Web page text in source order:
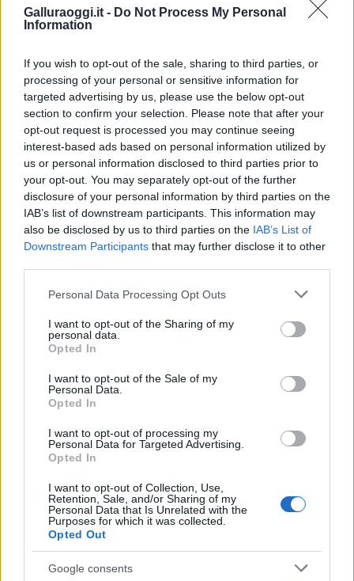
Galluraoggi.it - Do Not Process My Personal
Information
If you wish to opt-out of the sale, sharing to third parties, or
processing of your personal or sensitive information for
targeted advertising by us, please use the below opt-out
section to confirm your selection. Please note that after your
opt-out request is processed you may continue seeing
interest-based ads based on personal information utilized by
us or personal information disclosed to third parties prior to
your opt-out. You may separately opt-out of the further
disclosure of your personal information by third parties on the
IAB’s list of downstream participants. This information may
also be disclosed by us to third parties on the IAB’s List of
Downstream Participants that may further disclose it to other
Please note that this website/app uses one or more Google
not limited to your visit or usage behaviour. You may click to
grant or deny consent to Google and its third-party tags to
use your data for below specified purposes in below Google
consent section.
Personal Data Processing Opt Outs
I want to opt-out of the Sharing of my
personal data.
Opted In
I want to opt-out of the Sale of my
Personal Data.
Opted In
I want to opt-out of processing my
Personal Data for Targeted Advertising.
Opted In
I want to opt-out of Collection, Use,
Retention, Sale, and/or Sharing of my
Personal Data that Is Unrelated with the
Purposes for which it was collected.
Opted Out
Google consents
Vuoi rimuovere le pubblicità nazionali?
Puoi abbonarti asoli € 1,10 al mese
cliccandoqui
Sei già abbonato?
Puoi effettuare l'accesso andando nella
sezioneLogin
cliccandoqui
TEMI: Arrestato Droga Olbia
Arrestato Olbia
Droga Olbia
Notizie Olbia Procura Tempio
Notizie in tempo reale?
Entra nel canale telegram di